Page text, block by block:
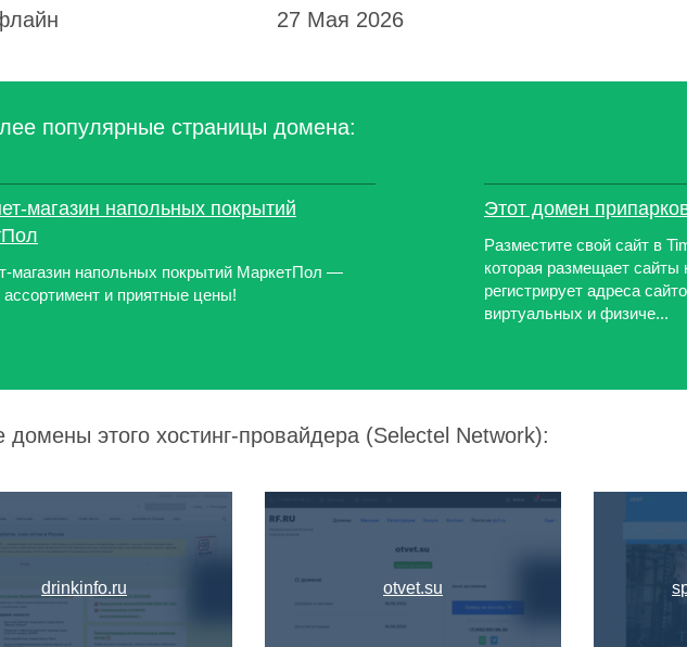
27 Мая 2026
популярные страницы домена:
магазин напольных покрытий
магазин напольных покрытий МаркетПол —
и приятные цены!
Этот домен
Разместите свой сайт в
которая размещает сайты
регистрирует адреса
виртуальных и физиче...
домены этого хостинг-провайдера (Selectel Network):
drinkinfo.ru otvet.su